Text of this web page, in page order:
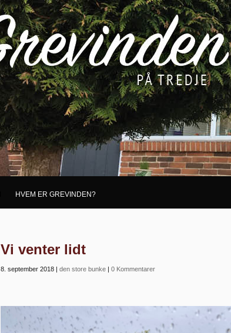
HVEM ER GREVINDEN?
Vi venter lidt
8. september 2018 | den store bunke | 0 Kommentarer